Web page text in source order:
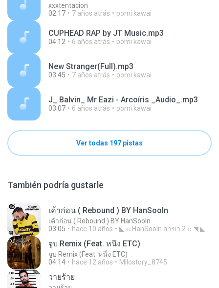
xxxtentacion
02:17
7 años atrás pomi kawai
CUPHEAD RAP by JT Music.mp3
04:12 6 años atrás pomi kawai
New Stranger(Full).mp3
03:45 7 años atrás pomi kawai
J_ Balvin_ Mr Eazi - Arcoíris _Audio_.mp3
03:07 6 años atrás pomi kawai
Ver todas 197 pistas
También podría gustarle
เค้าก่อน ( Rebound ) BY HanSooIn
เค้าก่อน ( Rebound ) BY HanSooIn
03:05
hace 10 años ◣ ๏ HanSooIn สาขา 2 ๏ ◥ ◣.
จูบ Remix (Feat. หนึ่ง ETC)
จูบ Remix (Feat. หนึ่ง ETC)
04:14
hace 12 años Milostory_8745
วายร้าย